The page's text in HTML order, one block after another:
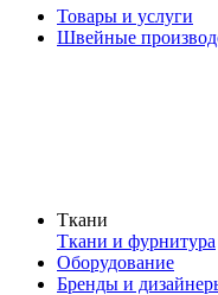
Товары и услуги
Швейные
Ткани
Ткани и фурнитура
Оборудование
Бренды и